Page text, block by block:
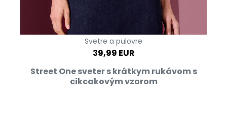
Svetre a pulovre
39,99 EUR
Street One sveter s krátkym rukávom s
cikcakovým vzorom